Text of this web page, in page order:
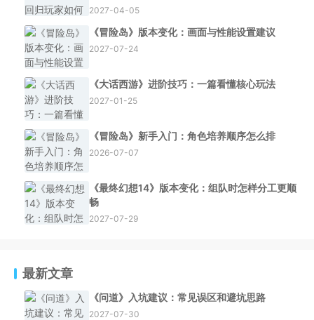
2027-04-05
《冒险岛》版本变化：画面与性能设置建议
2027-07-24
《大话西游》进阶技巧：一篇看懂核心玩法
2027-01-25
《冒险岛》新手入门：角色培养顺序怎么排
2026-07-07
《最终幻想14》版本变化：组队时怎样分工更顺
畅
2027-07-29
最新文章
《问道》入坑建议：常见误区和避坑思路
2027-07-30